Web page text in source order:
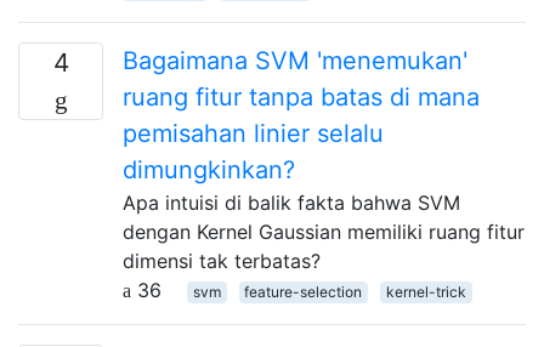
4
Bagaimana SVM 'menemukan'
ruang fitur tanpa batas di mana
pemisahan linier selalu
dimungkinkan?
Apa intuisi di balik fakta bahwa SVM
dengan Kernel Gaussian memiliki ruang fitur
dimensi tak terbatas?
36
svm feature-selection kernel-trick